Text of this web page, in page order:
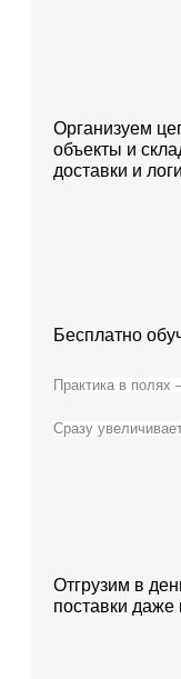
Организуем
объекты и
доставки и
Бесплатно
Практика в полях
Сразу
Отгрузим в
поставки даже